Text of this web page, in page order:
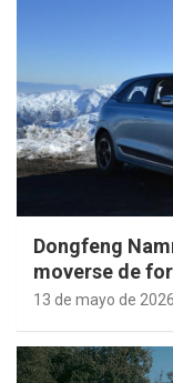
Dongfeng
moverse de
13 de mayo de 2026